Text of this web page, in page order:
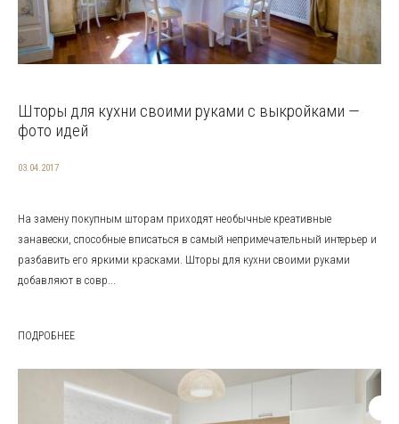
Шторы для кухни своими руками с выкройками —
фото идей
03.04.2017
На замену покупным шторам приходят необычные креативные
занавески, способные вписаться в самый непримечательный интерьер и
разбавить его яркими красками. Шторы для кухни своими руками
добавляют в совр...
ПОДРОБНЕЕ